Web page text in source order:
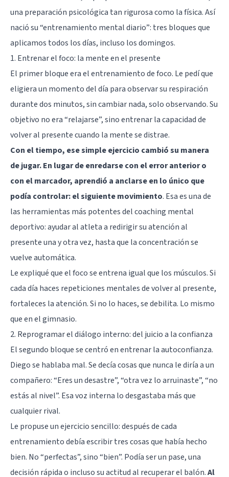
una preparación psicológica tan rigurosa como la física. Así
nació su “entrenamiento mental diario”: tres bloques que
aplicamos todos los días, incluso los domingos.
1. Entrenar el foco: la mente en el presente
El primer bloque era el entrenamiento de foco. Le pedí que
eligiera un momento del día para observar su respiración
durante dos minutos, sin cambiar nada, solo observando. Su
objetivo no era “relajarse”, sino entrenar la capacidad de
volver al presente cuando la mente se distrae.
Con el tiempo, ese simple ejercicio cambió su manera
de jugar. En lugar de enredarse con el error anterior o
con el marcador, aprendió a anclarse en lo único que
podía controlar: el siguiente movimiento. Esa es una de
las herramientas más potentes del coaching mental
deportivo: ayudar al atleta a redirigir su atención al
presente una y otra vez, hasta que la concentración se
vuelve automática.
Le expliqué que el foco se entrena igual que los músculos. Si
cada día haces repeticiones mentales de volver al presente,
fortaleces la atención. Si no lo haces, se debilita. Lo mismo
que en el gimnasio.
2. Reprogramar el diálogo interno: del juicio a la confianza
El segundo bloque se centró en entrenar la autoconfianza.
Diego se hablaba mal. Se decía cosas que nunca le diría a un
compañero: “Eres un desastre”, “otra vez lo arruinaste”, “no
estás al nivel”. Esa voz interna lo desgastaba más que
cualquier rival.
Le propuse un ejercicio sencillo: después de cada
entrenamiento debía escribir tres cosas que había hecho
bien. No “perfectas”, sino “bien”. Podía ser un pase, una
decisión rápida o incluso su actitud al recuperar el balón.Al